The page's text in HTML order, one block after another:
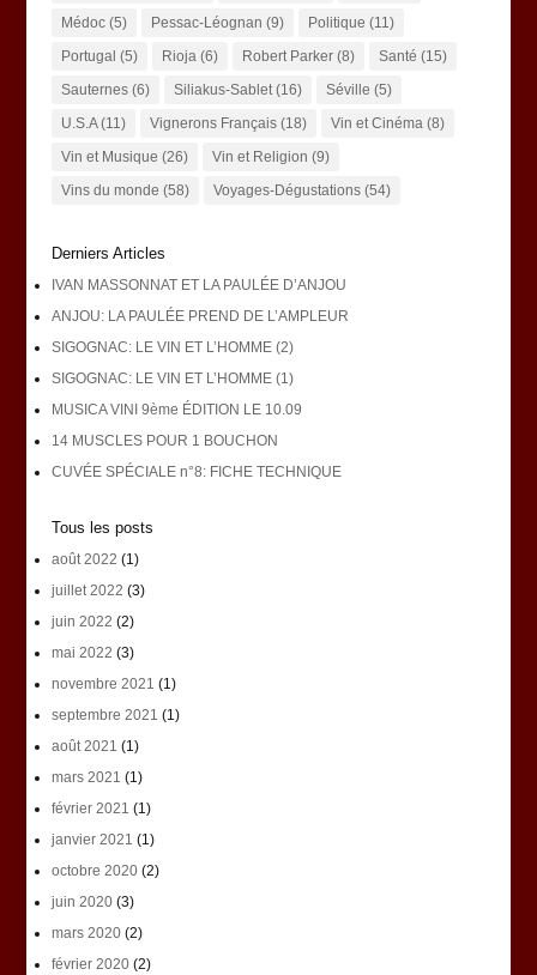
Médoc(5) Pessac-Léognan (9) Politique (11)
Portugal (5) Rioja(6) Robert Parker(8) Santé (15)
Sauternes(6) Siliakus-Sablet(16) Séville (5)
U.S.A(11) Vignerons Français(18) Vin et Cinéma(8)
Vin et Musique (26) Vin et Religion (9)
Vins du monde (58) Voyages-Dégustations(54)
Derniers Articles
IVAN MASSONNAT ET LA PAULÉE D’ANJOU
ANJOU: LA PAULÉE PREND DE L’AMPLEUR
SIGOGNAC: LE VIN ET L’HOMME (2)
SIGOGNAC: LE VIN ET L’HOMME (1)
MUSICA VINI 9ème ÉDITION LE 10.09
14 MUSCLES POUR 1 BOUCHON
CUVÉE SPÉCIALE n°8: FICHE TECHNIQUE
Tous les posts
août 2022 (1)
juillet 2022 (3)
juin 2022 (2)
mai 2022 (3)
novembre 2021 (1)
septembre 2021 (1)
août 2021 (1)
mars 2021 (1)
février 2021 (1)
janvier 2021 (1)
octobre 2020(2)
juin 2020(3)
mars 2020(2)
février 2020(2)